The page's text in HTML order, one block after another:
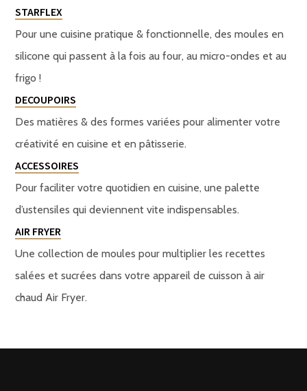
STARFLEX
Pour une cuisine pratique & fonctionnelle, des moules en
silicone qui passent à la fois au four, au micro-ondes et au
frigo !
DECOUPOIRS
Des matières & des formes variées pour alimenter votre
créativité en cuisine et en pâtisserie.
ACCESSOIRES
Pour faciliter votre quotidien en cuisine, une palette
d’ustensiles qui deviennent vite indispensables.
AIR FRYER
Une collection de moules pour multiplier les recettes
salées et sucrées dans votre appareil de cuisson à air
chaud Air Fryer.